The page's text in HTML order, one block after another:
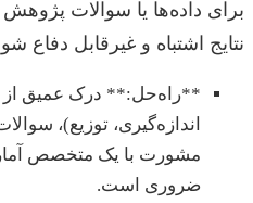
برای داده‌ها یا سوالات
نتایج اشتباه و غیرقابل دفاع
**راه‌حل:** درک عمیق از
اندازه‌گیری، توزیع)،
مشورت با یک متخصص
ضروری است.